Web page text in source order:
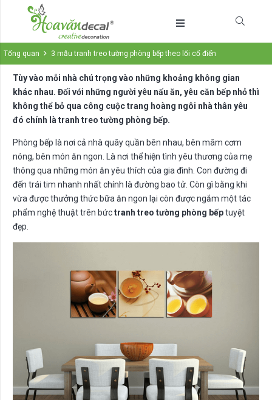
Tổng quan 3 mẫu tranh treo tường phòng bếp theo lối cổ điển
Tùy vào mỗi nhà chú trọng vào những khoảng không gian
khác nhau. Đối với những người yêu nấu ăn, yêu căn bếp nhỏ thì
không thể bỏ qua công cuộc trang hoàng ngôi nhà thân yêu
đó chính là tranh treo tường phòng bếp.
Phòng bếp là nơi cả nhà quây quần bên nhau, bên mâm cơm
nóng, bên món ăn ngon. Là nơi thể hiện tình yêu thương của mẹ
thông qua những món ăn yêu thích của gia đình. Con đường đi
đến trái tim nhanh nhất chính là đường bao tử. Còn gì bằng khi
vừa được thưởng thức bữa ăn ngon lại còn được ngắm một tác
phẩm nghệ thuật trên bứctranh treo tường phòng bếptuyệt
đẹp.